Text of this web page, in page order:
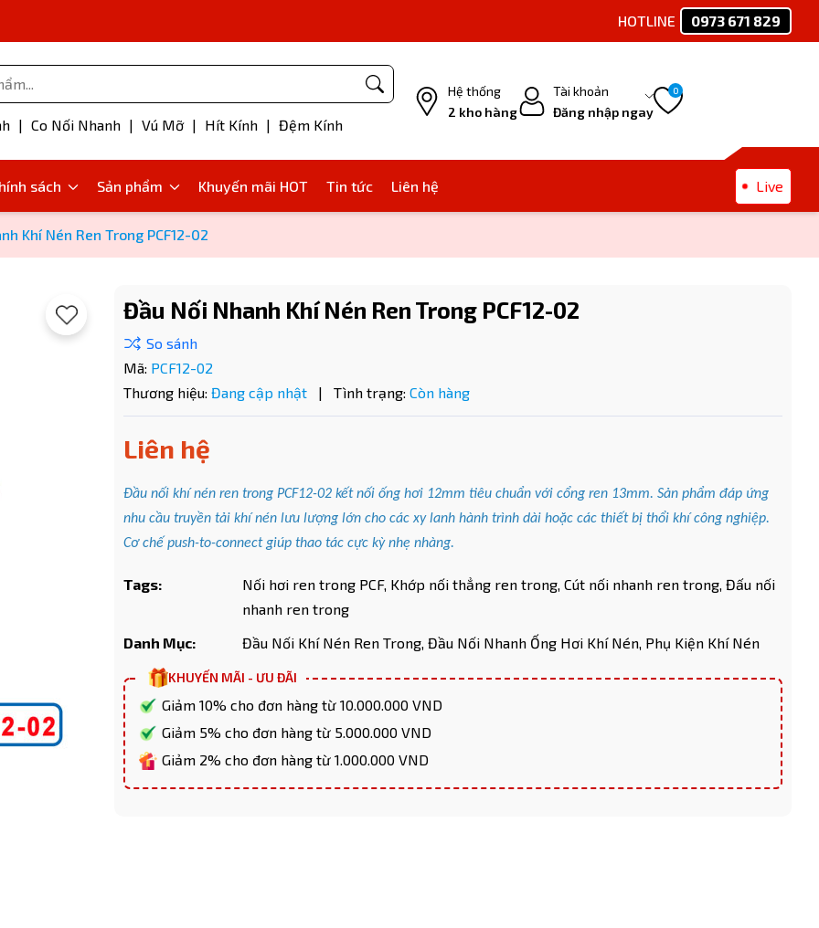
HOTLINE 0973 671 829
| Co Nối Nhanh | Vú Mỡ | Hít Kính | Đệm Kính
Hệ thống
2 kho hàng
Tài khoản
Đăng nhập ngay
0
sách Sản phẩm Khuyến mãi HOT Tin tức Liên hệ Live
Khí Nén Ren Trong PCF12-02
Đầu Nối Nhanh Khí Nén Ren Trong PCF12-02
Mã: PCF12-02
Thương hiệu: Đang cập nhật | Tình trạng: Còn hàng
Liên hệ
Đầu nối khí nén ren trong PCF12-02 kết nối ống hơi 12mm tiêu chuẩn với cổng ren 13mm. Sản phẩm đáp ứng
nhu cầu truyền tải khí nén lưu lượng lớn cho các xy lanh hành trình dài hoặc các thiết bị thổi khí công nghiệp.
Cơ chế push-to-connect giúp thao tác cực kỳ nhẹ nhàng.
Tags: Nối hơi ren trong PCF, Khớp nối thẳng ren trong, Cút nối nhanh ren trong, Đấu nối
nhanh ren trong
Danh Mục:
Đầu Nối Khí Nén Ren Trong, Đầu Nối Nhanh Ống Hơi Khí Nén, Phụ Kiện Khí Nén
KHUYẾN MÃI - ƯU ĐÃI
Giảm 10% cho đơn hàng từ 10.000.000 VND
Giảm 5% cho đơn hàng từ 5.000.000 VND
Giảm 2% cho đơn hàng từ 1.000.000 VND